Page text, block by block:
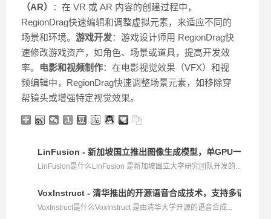
（AR）
：在 VR 或 AR 内容的创建过程中，
RegionDrag快速编辑和调整虚拟元素，来适应不同的
场景和环境。 游戏开发：游戏设计师用 RegionDrag快
速修改游戏资产，如角色、场景或道具，提高开发效
率。
电影和视频制作：在电影视觉效果（VFX）和视
频编辑中，RegionDrag快速调整场景元素，如移除穿
帮镜头或增强特定视觉效果。
LinFusion - 新加坡国立推出图像生成模型，单GPU一分钟生
LinFusion是什么LinFusion 是新加坡国立大学研究团队开发的...
VoxInstruct - 清华推出的开源语音合成技术，支持多语言和
VoxInstruct是什么VoxInstruct 是由清华大学开源的语音合成...